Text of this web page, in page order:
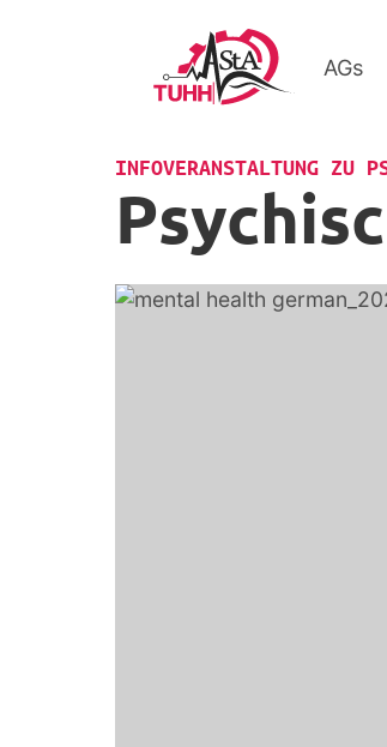
AGs
INFOVERANSTALTUNG ZU